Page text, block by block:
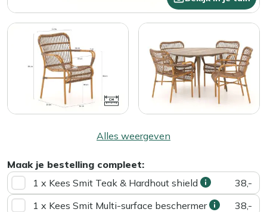
Alles weergeven
Maak je bestelling compleet:
1 x Kees Smit Teak & Hardhout shield
38,-
1 x Kees Smit Multi-surface beschermer
38,-